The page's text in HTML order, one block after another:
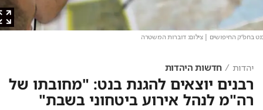
החיפושים| צילום: דוברות המשטרה
יהדות חדשות היהדות
רבנים יוצאים להגנת בנט: "מחובתו של
רה"מ לנהל אירוע ביטחוני בשבת"